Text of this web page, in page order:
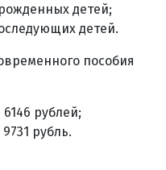
детей;
детей.
пособия
рублей;
рубль.